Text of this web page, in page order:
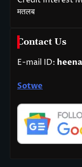
मतलब
Contact Us
E-mail ID:
Sotwe